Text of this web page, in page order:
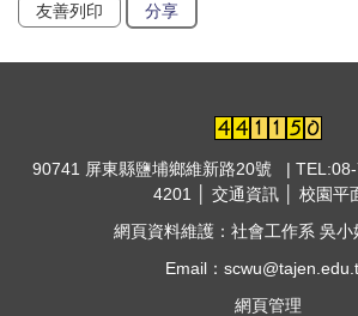
友善列印 分享
90741 屏東縣鹽埔鄉維新路20號 | TEL:08-
4201 │ 交通資訊
校園平
網頁資料維護：社會工作系 吳小
Email：
網頁管理